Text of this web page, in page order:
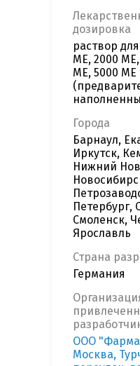
дозировка
раствор
МЕ, 2000
МЕ, 5000 МЕ
Города
Барнаул,
Иркутск,
Нижний
Петербург,
Смоленск,
Ярославль
Страна
Германия
ООО
Москва,